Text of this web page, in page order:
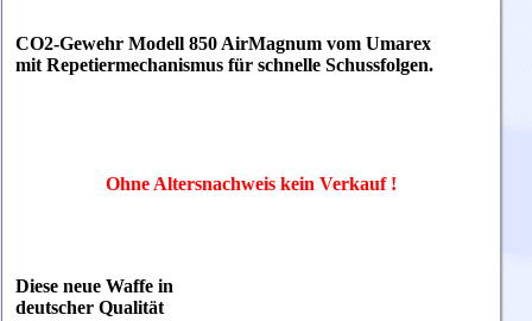
CO2-Gewehr Modell 850 AirMagnum vom Umarex
mit Repetiermechanismus für schnelle Schussfolgen.
Ohne Altersnachweis kein Verkauf !
Diese neue Waffe in
deutscher Qualität